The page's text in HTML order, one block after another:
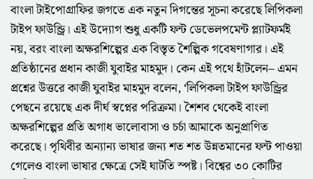
বাংলা টাইপোগ্রাফির জগতে এক নতুন দিগন্তের সূচনা করেছে লিপিকলা
টাইপ ফাউন্ড্রি। এই উদ্যোগ শুধু একটি ফন্ট ডেভেলপমেন্ট প্ল্যাটফর্মই
নয়, বরং বাংলা অক্ষরশিল্পের এক বিস্তৃত শৈল্পিক গবেষণাগার। এই
প্রতিষ্ঠানের প্রধান কাজী যুবাইর মাহমুদ। কেন এই পথে হাঁটলেন– এমন
প্রশ্নের উত্তরে কাজী যুবাইর মাহমুদ বলেন, ‘লিপিকলা টাইপ ফাউন্ড্রির
পেছনে রয়েছে এক দীর্ঘ স্বপ্নের পরিক্রমা। শৈশব থেকেই বাংলা
অক্ষরশিল্পের প্রতি অগাধ ভালোবাসা ও চর্চা আমাকে অনুপ্রাণিত
করেছে। পৃথিবীর অন্যান্য ভাষার জন্য শত শত উন্নতমানের ফন্ট পাওয়া
গেলেও বাংলা ভাষার ক্ষেত্রে সেই ঘাটতি স্পষ্ট। বিশ্বের ৩০ কোটির